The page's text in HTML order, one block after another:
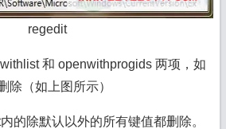
regedit
和 openwithprogids 两项，如
除（如上图所示）
除默认以外的所有键值都删除。